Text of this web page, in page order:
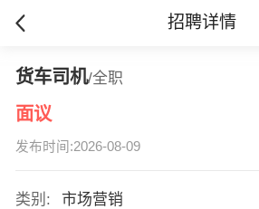
招聘详情
货车司机/全职
面议
发布时间:2026-08-09
类别:
市场营销